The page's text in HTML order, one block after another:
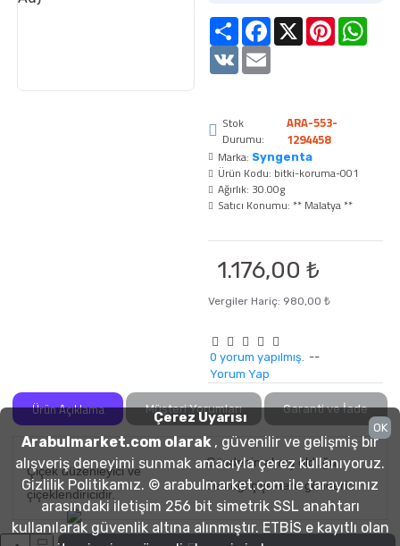
Share Facebook Pinterest
VK
0 yorum yapılmış. --
Yorum Yap
1.176,00 ₺
Vergiler Hariç: 980,00 ₺
Stok
Durumu:
ARA-553-
1294458
Marka: Syngenta
Ürün Kodu: bitki-koruma-001
Ağırlık: 30.00g
Satıcı Konumu: ** Malatya **
Ürün Açıklama Müşteri Yorumları Garanti ve İade
Çiçek düzenleyici ve
çiçeklendiricidir.
Bitkinin çiçek tutumuna
Gövdenin almış olduğu
desteği çiçeklere gönderir.
Bitkinin daha canlı ve
daha sağlıklı çiçekleri olur.
OK
Çerez Uyarısı
Arabulmarket.com olarak , güvenilir ve gelişmiş bir
alışveriş deneyimi sunmak amacıyla çerez kullanıyoruz.
Gizlilik Politikamız. © arabulmarket.com ile tarayıcınız
arasındaki iletişim 256 bit simetrik SSL anahtarı
kullanılarak güvenlik altına alınmıştır. ETBİS e kayıtlı olan